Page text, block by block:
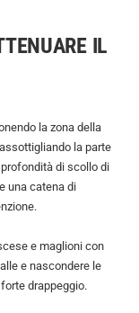
IL
la zona della
la parte
di scollo di
una catena di
e maglioni con
e nascondere le
drappeggio.